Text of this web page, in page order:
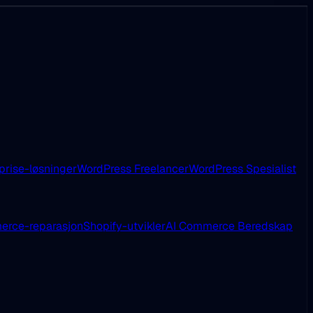
løsningerWordPress FreelancerWordPress Spesialist
reparasjonShopify-utviklerAI Commerce Beredskap